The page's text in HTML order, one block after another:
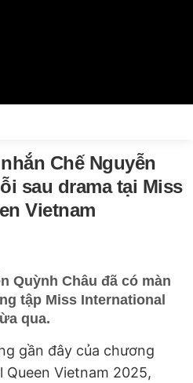
Chế Nguyễn
sau drama tại Miss
Vietnam
Quỳnh Châu đã có màn
tập Miss International
qua.
gần đây của chương
Vietnam 2025,